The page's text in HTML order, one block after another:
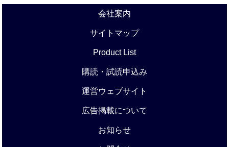
会社案内
サイトマップ
Product List
購読・試読申込み
運営ウェブサイト
広告掲載について
お知らせ